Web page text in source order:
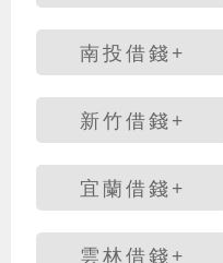
南投借錢+
新竹借錢+
宜蘭借錢+
雲林借錢+